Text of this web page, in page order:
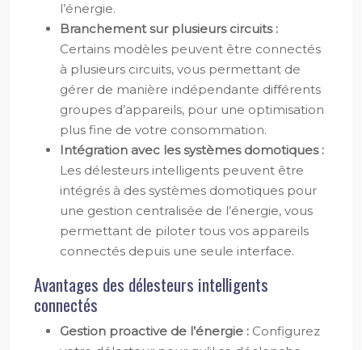
l’énergie.
Branchement sur plusieurs circuits :
Certains modèles peuvent être connectés
à plusieurs circuits, vous permettant de
gérer de manière indépendante différents
groupes d’appareils, pour une optimisation
plus fine de votre consommation.
Intégration avec les systèmes domotiques :
Les délesteurs intelligents peuvent être
intégrés à des systèmes domotiques pour
une gestion centralisée de l’énergie, vous
permettant de piloter tous vos appareils
connectés depuis une seule interface.
Avantages des délesteurs intelligents
connectés
Gestion proactive de l’énergie : Configurez